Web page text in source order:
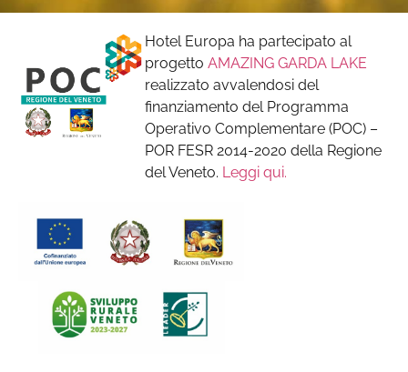
Hotel Europa ha partecipato al
progettoAMAZING GARDA LAKE
realizzato avvalendosi del
finanziamento del Programma
Operativo Complementare (POC) –
POR FESR 2014-2020 della Regione
del Veneto. Leggi qui.